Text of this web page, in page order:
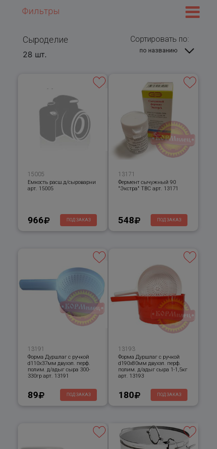
Фильтры
Сыроделие
28 шт.
Сортировать по:
по названию
15005
Емкость расш.д/сыроварни
арт. 15005
966 ПОД ЗАКАЗ
13171
Фермент сычужный 90
"Экстра" ТВС арт. 13171
548 ПОД ЗАКАЗ
13191
Форма Дуршлаг с ручкой
d110х37мм двухэл. перф.
полим. д/адыг сыра 300-
330гр арт. 13191
89 ПОД ЗАКАЗ
13193
Форма Дуршлаг с ручкой
d190х80мм двухэл. перф.
полим. д/адыг сыра 1-1,5кг
арт. 13193
180 ПОД ЗАКАЗ